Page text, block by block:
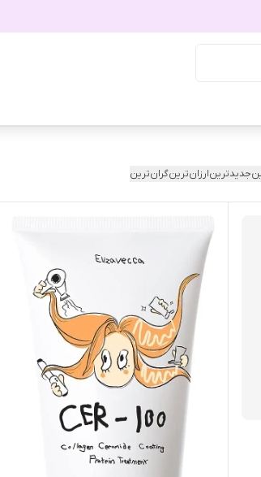
جدیدترینارزان‌ترینگران‌ترین